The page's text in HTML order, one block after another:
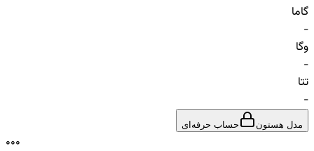
گاما
-
وگا
-
تتا
-
مدل هستون حساب حرفه‌ای
000